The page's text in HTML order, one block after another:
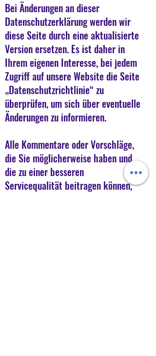
Bei Änderungen an dieser
Datenschutzerklärung werden wir
diese Seite durch eine aktualisierte
Version ersetzen. Es ist daher in
Ihrem eigenen Interesse, bei jedem
Zugriff auf unsere Website die Seite
„Datenschutzrichtlinie“ zu
überprüfen, um sich über eventuelle
Änderungen zu informieren.
Alle Kommentare oder Vorschläge,
die Sie möglicherweise haben und
die zu einer besseren
Servicequalität beitragen können,